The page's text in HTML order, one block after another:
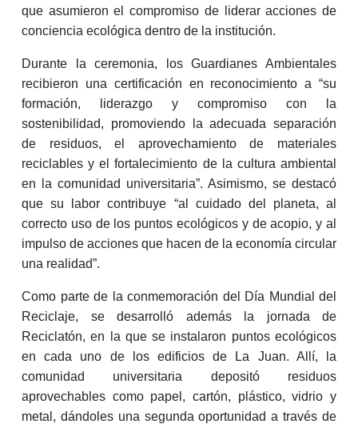
que asumieron el compromiso de liderar acciones de
conciencia ecológica dentro de la institución.
Durante la ceremonia, los Guardianes Ambientales
recibieron una certificación en reconocimiento a “su
formación, liderazgo y compromiso con la
sostenibilidad, promoviendo la adecuada separación
de residuos, el aprovechamiento de materiales
reciclables y el fortalecimiento de la cultura ambiental
en la comunidad universitaria”. Asimismo, se destacó
que su labor contribuye “al cuidado del planeta, al
correcto uso de los puntos ecológicos y de acopio, y al
impulso de acciones que hacen de la economía circular
una realidad”.
Como parte de la conmemoración del Día Mundial del
Reciclaje, se desarrolló además la jornada de
Reciclatón, en la que se instalaron puntos ecológicos
en cada uno de los edificios de La Juan. Allí, la
comunidad universitaria depositó residuos
aprovechables como papel, cartón, plástico, vidrio y
metal, dándoles una segunda oportunidad a través de